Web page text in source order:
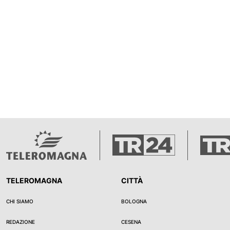
TELEROMAGNA
CHI SIAMO
REDAZIONE
CITTÀ
BOLOGNA
CESENA